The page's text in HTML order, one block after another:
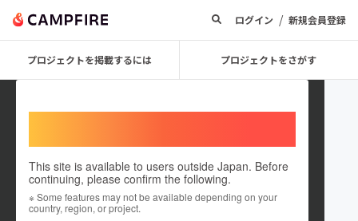
ログイン / 新規会員登録
プロジェクトを掲載するには プロジェクトをさがす
This site is available to users outside Japan. Before
continuing, please confirm the following.
※ Some features may not be available depending on your
country, region, or project.
mb66actor